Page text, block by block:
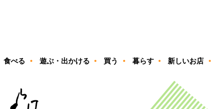
食べる 遊ぶ・出かける 買う 暮らす 新しいお店